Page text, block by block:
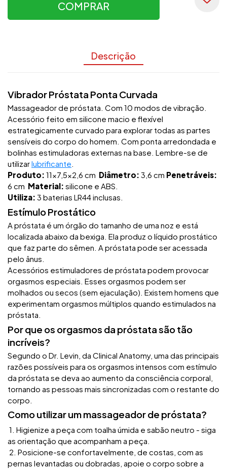
COMPRAR
Descrição
Vibrador Próstata Ponta Curvada
Massageador de próstata. Com 10 modos de vibração.
Acessório feito em silicone macio e flexível
estrategicamente curvado para explorar todas as partes
sensíveis do corpo do homem. Com ponta arredondada e
bolinhas estimuladoras externas na base. Lembre-se de
utilizarlubrificante.
Produto: 11x7,5x2,6 cm Diâmetro: 3,6 cm Penetráveis:
6 cm Material: silicone e ABS.
Utiliza: 3 baterias LR44 inclusas.
Estímulo Prostático
A próstata é um órgão do tamanho de uma noz e está
localizada abaixo da bexiga. Ela produz o líquido prostático
que faz parte do sêmen. A próstata pode ser acessada
pelo ânus.
Acessórios estimuladores de próstata podem provocar
orgasmos especiais. Esses orgasmos podem ser
molhados ou secos (sem ejaculação). Existem homens que
experimentam orgasmos múltiplos quando estimulados na
próstata.
Por que os orgasmos da próstata são tão
incríveis?
Segundo o Dr. Levin, da Clinical Anatomy, uma das principais
razões possíveis para os orgasmos intensos com estímulo
da próstata se deva ao aumento da consciência corporal,
tornando as pessoas mais sincronizadas com o restante do
corpo.
Como utilizar um massageador de próstata?
1. Higienize a peça com toalha úmida e sabão neutro - siga
as orientação que acompanham a peça.
2. Posicione-se confortavelmente, de costas, com as
pernas levantadas ou dobradas, apoie o corpo sobre a